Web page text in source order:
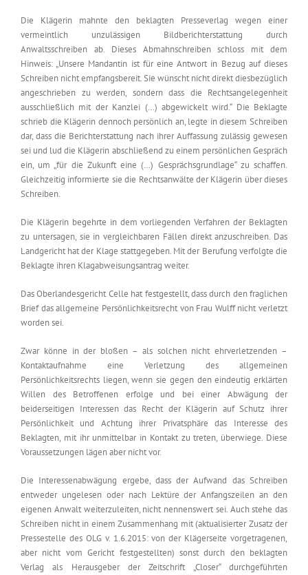
Die Klägerin mahnte den beklagten Presseverlag wegen einer
vermeintlich unzulässigen Bildberichterstattung durch
Anwaltsschreiben ab. Dieses Abmahnschreiben schloss mit dem
Hinweis: „Unsere Mandantin ist für eine Antwort in Bezug auf dieses
Schreiben nicht empfangsbereit. Sie wünscht nicht direkt diesbezüglich
angeschrieben zu werden, sondern dass die Rechtsangelegenheit
ausschließlich mit der Kanzlei (…) abgewickelt wird.“ Die Beklagte
schrieb die Klägerin dennoch persönlich an, legte in diesem Schreiben
dar, dass die Berichterstattung nach ihrer Auffassung zulässig gewesen
sei und lud die Klägerin abschließend zu einem persönlichen Gespräch
ein, um „für die Zukunft eine (…) Gesprächsgrundlage“ zu schaffen.
Gleichzeitig informierte sie die Rechtsanwälte der Klägerin über dieses
Schreiben.
Die Klägerin begehrte in dem vorliegenden Verfahren der Beklagten
zu untersagen, sie in vergleichbaren Fällen direkt anzuschreiben. Das
Landgericht hat der Klage stattgegeben. Mit der Berufung verfolgte die
Beklagte ihren Klagabweisungsantrag weiter.
Das Oberlandesgericht Celle hat festgestellt, dass durch den fraglichen
Brief das allgemeine Persönlichkeitsrecht von Frau Wulff nicht verletzt
worden sei.
Zwar könne in der bloßen – als solchen nicht ehrverletzenden –
Kontaktaufnahme eine Verletzung des allgemeinen
Persönlichkeitsrechts liegen, wenn sie gegen den eindeutig erklärten
Willen des Betroffenen erfolge und bei einer Abwägung der
beiderseitigen Interessen das Recht der Klägerin auf Schutz ihrer
Persönlichkeit und Achtung ihrer Privatsphäre das Interesse des
Beklagten, mit ihr unmittelbar in Kontakt zu treten, überwiege. Diese
Voraussetzungen lägen aber nicht vor.
Die Interessenabwägung ergebe, dass der Aufwand das Schreiben
entweder ungelesen oder nach Lektüre der Anfangszeilen an den
eigenen Anwalt weiterzuleiten, nicht nennenswert sei. Auch stehe das
Schreiben nicht in einem Zusammenhang mit (aktualisierter Zusatz der
Pressestelle des OLG v. 1.6.2015: von der Klägerseite vorgetragenen,
aber nicht vom Gericht festgestellten) sonst durch den beklagten
Verlag als Herausgeber der Zeitschrift „Closer“ durchgeführten